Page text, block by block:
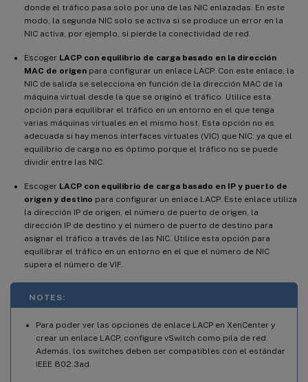
donde el tráfico pasa solo por una de las NIC enlazadas. En este
modo, la segunda NIC solo se activa si se produce un error en la
NIC activa, por ejemplo, si pierde la conectividad de red.
Escoger LACP con equilibrio de carga basado en la dirección
MAC de origen para configurar un enlace LACP. Con este enlace, la
NIC de salida se selecciona en función de la dirección MAC de la
máquina virtual desde la que se originó el tráfico. Utilice esta
opción para equilibrar el tráfico en un entorno en el que tenga
varias máquinas virtuales en el mismo host. Esta opción no es
adecuada si hay menos interfaces virtuales (VIC) que NIC: ya que el
equilibrio de carga no es óptimo porque el tráfico no se puede
dividir entre las NIC.
Escoger LACP con equilibrio de carga basado en IP y puerto de
origen y destino para configurar un enlace LACP. Este enlace utiliza
la dirección IP de origen, el número de puerto de origen, la
dirección IP de destino y el número de puerto de destino para
asignar el tráfico a través de las NIC. Utilice esta opción para
equilibrar el tráfico en un entorno en el que el número de NIC
supera el número de VIF.
NOTES:
Para poder ver las opciones de enlace LACP en XenCenter y
crear un enlace LACP, configure vSwitch como pila de red.
Además, los switches deben ser compatibles con el estándar
IEEE 802.3ad.